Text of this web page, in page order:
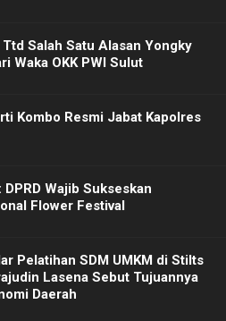
Salah Satu Alasan Yongky
Waka OKK PWI Sulut
Kombo Resmi Jabat Kapolres
Wajib Sukseskan
Flower Festival
Pelatihan SDM UMKM di Stilts
Lasena Sebut Tujuannya
Daerah